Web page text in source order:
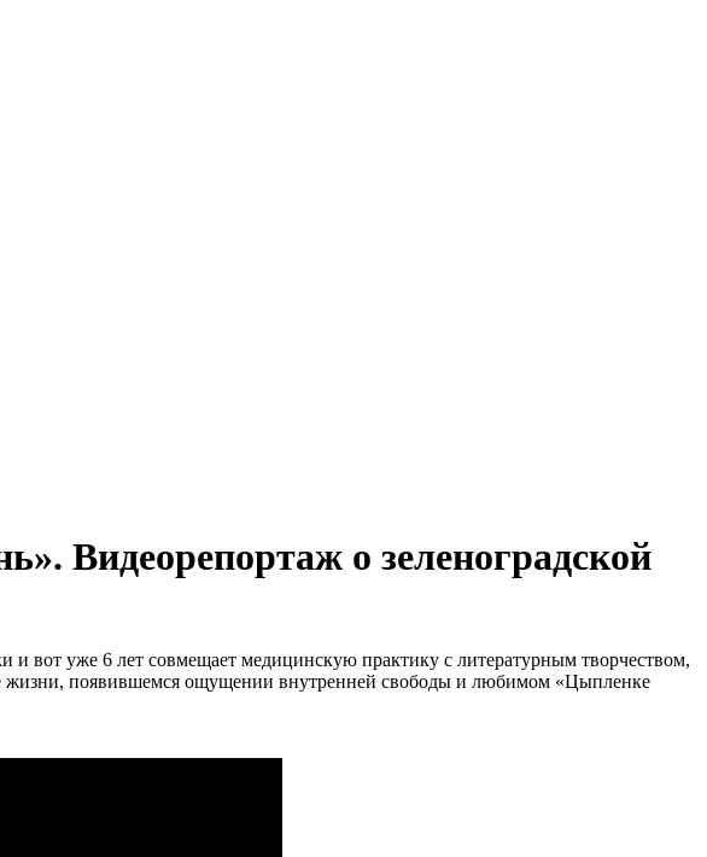
Видеорепортаж о зеленоградской
и вот уже 6 лет совмещает медицинскую практику с литературным творчеством,
жизни, появившемся ощущении внутренней свободы и любимом «Цыпленке